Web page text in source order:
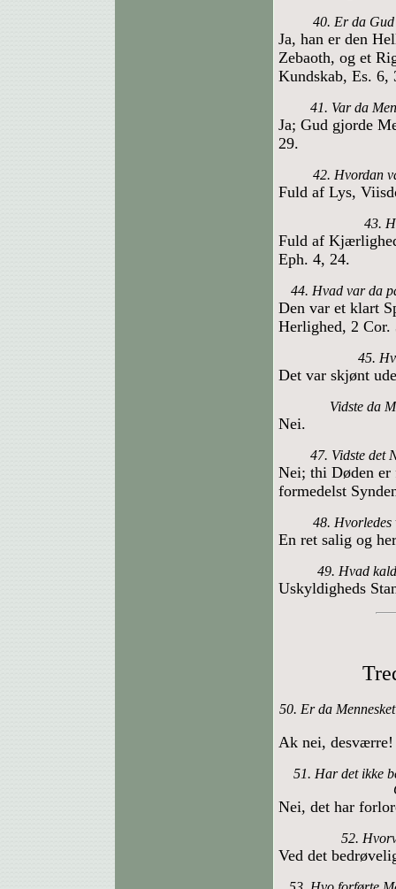
40. Er da
Ja, han er den
Zebaoth, og et
Kundskab, Es. 6,
41. Var da
Ja; Gud gjorde
29.
42. Hvordan
Fuld af Lys,
43.
Fuld af
Eph. 4, 24.
44. Hvad var da
Den var et klart
Herlighed, 2 Cor.
45.
Det var skjønt
Vidste da
Nei.
47. Vidste det
Nei; thi Døden er
formedelst
48. Hvorledes
En ret salig og
49. Hvad
Uskyldigheds
50. Er da
Ak nei, desværre!
51. Har det ikke
Nei, det har
52.
Ved det